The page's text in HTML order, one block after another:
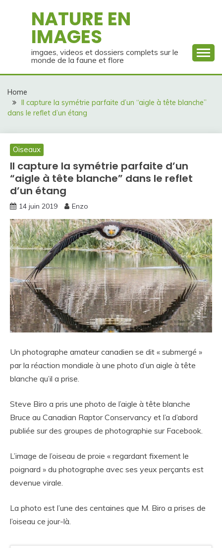
NATURE EN
IMAGES
imgaes, videos et dossiers complets sur le
monde de la faune et flore
Home
Il capture la symétrie parfaite d’un “aigle à tête blanche”
dans le reflet d’un étang
Oiseaux
Il capture la symétrie parfaite d’un
“aigle à tête blanche” dans le reflet
d’un étang
14 juin 2019 Enzo
Un photographe amateur canadien se dit « submergé »
par la réaction mondiale à une photo d’un aigle à tête
blanche qu’il a prise.
Steve Biro a pris une photo de l’aigle à tête blanche
Bruce au Canadian Raptor Conservancy et l’a d’abord
publiée sur des groupes de photographie sur Facebook.
L’image de l’oiseau de proie « regardant fixement le
poignard » du photographe avec ses yeux perçants est
devenue virale.
La photo est l’une des centaines que M. Biro a prises de
l’oiseau ce jour-là.